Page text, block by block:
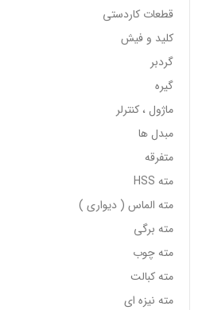
قطعات کاردستی
کلید و فیش
گردبر
گیره
ماژول ، کنترلر
مبدل ها
متفرقه
مته HSS
مته الماس ( دیواری )
مته برگی
مته چوب
مته کبالت
مته نیزه ای